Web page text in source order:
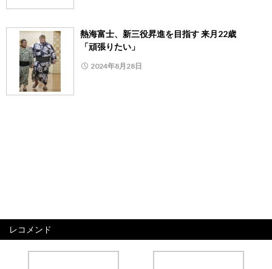
熱海富士、新三役昇進を目指す 来月22歳
「頑張りたい」
2024年8月28日
レコメンド